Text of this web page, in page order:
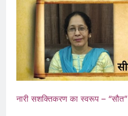
नारी सशक्तिकरण का स्वरूप – “सौत”